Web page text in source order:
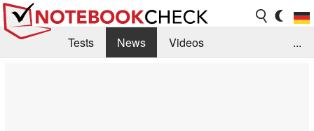
Tests News
Videos
...